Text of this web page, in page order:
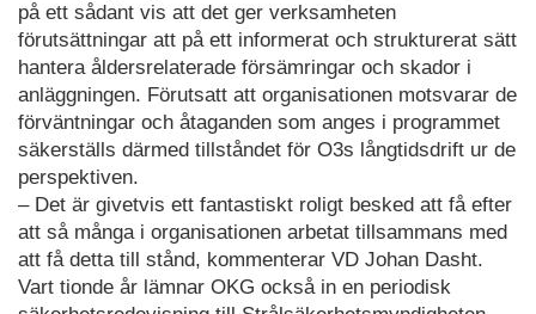
på ett sådant vis att det ger verksamheten
förutsättningar att på ett informerat och strukturerat sätt
hantera åldersrelaterade försämringar och skador i
anläggningen. Förutsatt att organisationen motsvarar de
förväntningar och åtaganden som anges i programmet
säkerställs därmed tillståndet för O3s långtidsdrift ur de
perspektiven.
– Det är givetvis ett fantastiskt roligt besked att få efter
att så många i organisationen arbetat tillsammans med
att få detta till stånd, kommenterar VD Johan Dasht.
Vart tionde år lämnar OKG också in en periodisk